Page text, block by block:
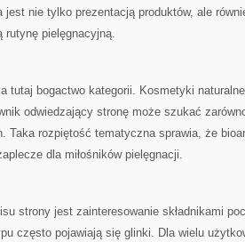
jest nie tylko prezentacją produktów, ale
rutynę pielęgnacyjną.
tutaj bogactwo kategorii. Kosmetyki
odwiedzający stronę może szukać
Taka rozpiętość tematyczna sprawia, że
dla miłośników pielęgnacji.
strony jest zainteresowanie składnikami
często pojawiają się glinki. Dla wielu